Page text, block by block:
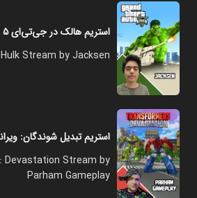
استریم هالک در جی‌تی‌ای ۵ - جکسن
Stream by Jacksen
استریم تبدیل شوندگان:
Stream by
Parham Gameplay